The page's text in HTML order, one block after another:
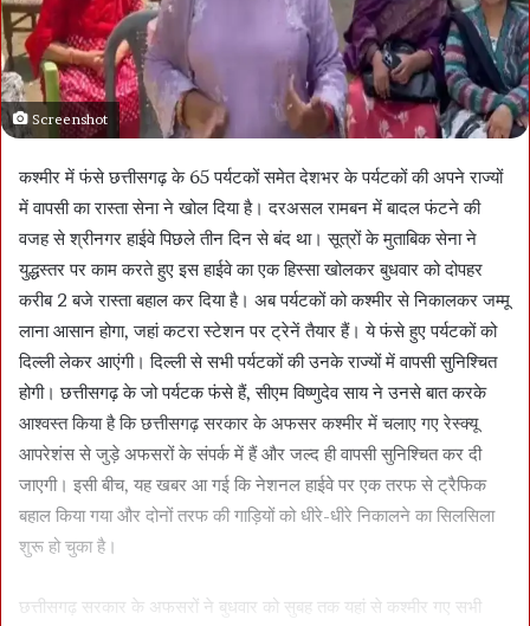
Screenshot
कश्मीर में फंसे छत्तीसगढ़ के 65 पर्यटकों समेत देशभर के पर्यटकों की अपने राज्यों
में वापसी का रास्ता सेना ने खोल दिया है। दरअसल रामबन में बादल फंटने की
वजह से श्रीनगर हाईवे पिछले तीन दिन से बंद था। सूत्रों के मुताबिक सेना ने
युद्धस्तर पर काम करते हुए इस हाईवे का एक हिस्सा खोलकर बुधवार को दोपहर
करीब 2 बजे रास्ता बहाल कर दिया है। अब पर्यटकों को कश्मीर से निकालकर जम्मू
लाना आसान होगा, जहां कटरा स्टेशन पर ट्रेनें तैयार हैं। ये फंसे हुए पर्यटकों को
दिल्ली लेकर आएंगी। दिल्ली से सभी पर्यटकों की उनके राज्यों में वापसी सुनिश्चित
होगी। छत्तीसगढ़ के जो पर्यटक फंसे हैं, सीएम विष्णुदेव साय ने उनसे बात करके
आश्वस्त किया है कि छत्तीसगढ़ सरकार के अफसर कश्मीर में चलाए गए रेस्क्यू
आपरेशंस से जुड़े अफसरों के संपर्क में हैं और जल्द ही वापसी सुनिश्चित कर दी
जाएगी। इसी बीच, यह खबर आ गई कि नेशनल हाईवे पर एक तरफ से ट्रैफिक
बहाल किया गया और दोनों तरफ की गाड़ियों को धीरे-धीरे निकालने का सिलसिला
शुरू हो चुका है।
छत्तीसगढ़ सरकार के अफसरों ने बुधवार को सुबह तक यहां से कश्मीर गए सभी